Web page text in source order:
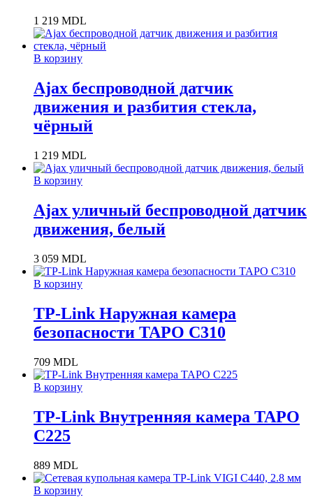
1 219 MDL
В корзину
Ajax беспроводной датчик
движения и разбития стекла,
чёрный
1 219 MDL
В корзину
Ajax уличный беспроводной датчик
движения, белый
3 059 MDL
В корзину
TP-Link Наружная камера
безопасности TAPO C310
709 MDL
В корзину
TP-Link Внутренняя камера TAPO
C225
889 MDL
В корзину